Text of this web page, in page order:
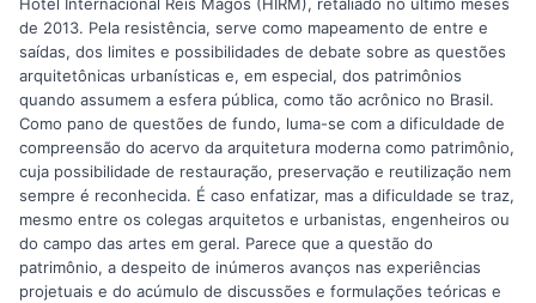
Hotel Internacional Reis Magos (HIRM), retaliado no último meses
de 2013. Pela resistência, serve como mapeamento de entre e
saídas, dos limites e possibilidades de debate sobre as questões
arquitetônicas urbanísticas e, em especial, dos patrimônios
quando assumem a esfera pública, como tão acrônico no Brasil.
Como pano de questões de fundo, luma-se com a dificuldade de
compreensão do acervo da arquitetura moderna como patrimônio,
cuja possibilidade de restauração, preservação e reutilização nem
sempre é reconhecida. É caso enfatizar, mas a dificuldade se traz,
mesmo entre os colegas arquitetos e urbanistas, engenheiros ou
do campo das artes em geral. Parece que a questão do
patrimônio, a despeito de inúmeros avanços nas experiências
projetuais e do acúmulo de discussões e formulações teóricas e